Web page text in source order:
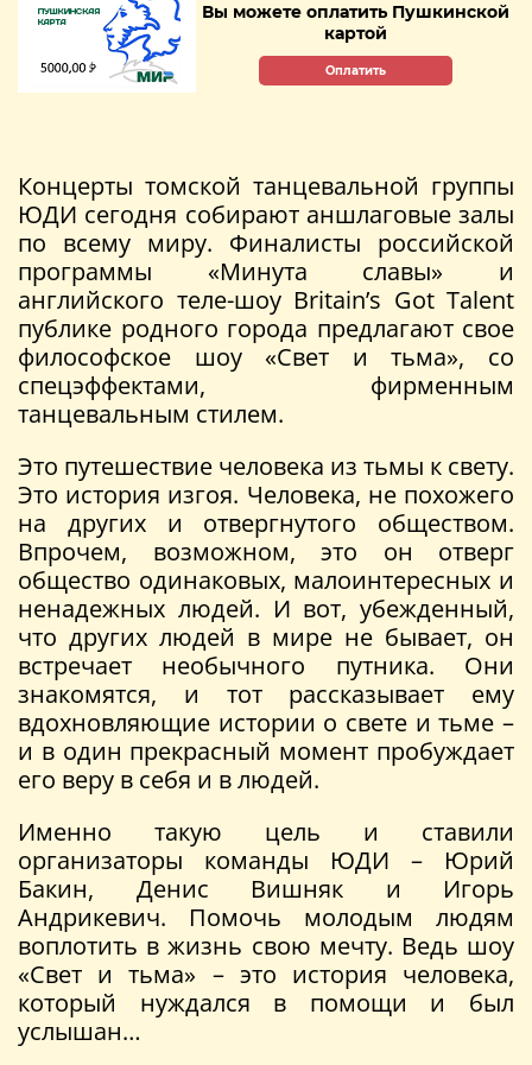
Вы можете оплатить Пушкинской
картой
Оплатить
Концерты томской танцевальной группы
ЮДИ сегодня собирают аншлаговые залы
по всему миру. Финалисты российской
программы «Минута славы» и
английского теле-шоу Britain’s Got Talent
публике родного города предлагают свое
философское шоу «Свет и тьма», со
спецэффектами, фирменным
танцевальным стилем.
Это путешествие человека из тьмы к свету.
Это история изгоя. Человека, не похожего
на других и отвергнутого обществом.
Впрочем, возможном, это он отверг
общество одинаковых, малоинтересных и
ненадежных людей. И вот, убежденный,
что других людей в мире не бывает, он
встречает необычного путника. Они
знакомятся, и тот рассказывает ему
вдохновляющие истории о свете и тьме –
и в один прекрасный момент пробуждает
его веру в себя и в людей.
Именно такую цель и ставили
организаторы команды ЮДИ – Юрий
Бакин, Денис Вишняк и Игорь
Андрикевич. Помочь молодым людям
воплотить в жизнь свою мечту. Ведь шоу
«Свет и тьма» – это история человека,
который нуждался в помощи и был
услышан…